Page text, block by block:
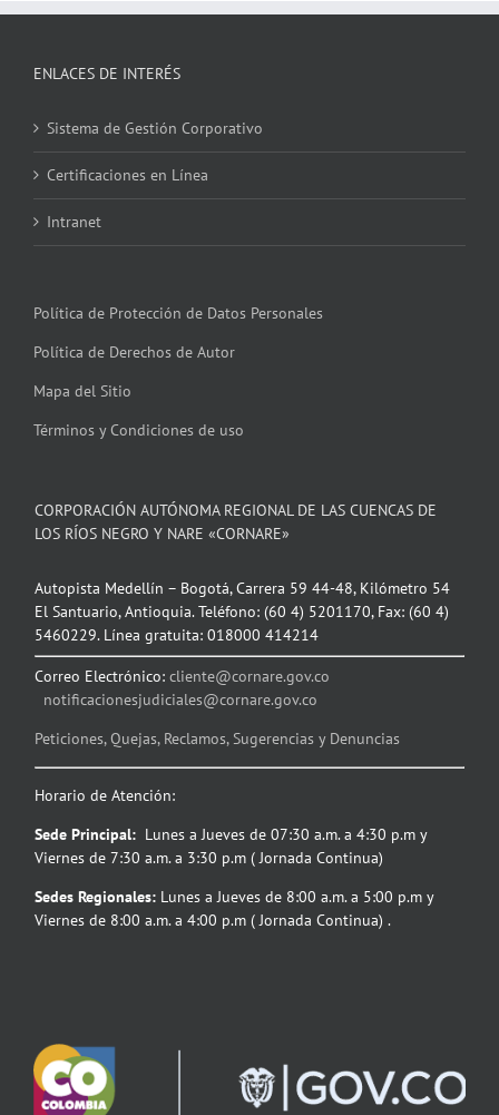
ENLACES DE INTERÉS
Sistema de Gestión Corporativo
Certificaciones en Línea
Intranet
Política de Protección de Datos Personales
Política de Derechos de Autor
Mapa del Sitio
Términos y Condiciones de uso
CORPORACIÓN AUTÓNOMA REGIONAL DE LAS CUENCAS DE
LOS RÍOS NEGRO Y NARE «CORNARE»
Autopista Medellín – Bogotá, Carrera 59 44-48, Kilómetro 54
El Santuario, Antioquia. Teléfono: (60 4) 5201170, Fax: (60 4)
5460229. Línea gratuita: 018000 414214
Correo Electrónico: cliente@cornare.gov.co
notificacionesjudiciales@cornare.gov.co
Peticiones, Quejas, Reclamos, Sugerencias y Denuncias
Horario de Atención:
Sede Principal: Lunes a Jueves de 07:30 a.m. a 4:30 p.m y
Viernes de 7:30 a.m. a 3:30 p.m ( Jornada Continua)
Sedes Regionales: Lunes a Jueves de 8:00 a.m. a 5:00 p.m y
Viernes de 8:00 a.m. a 4:00 p.m ( Jornada Continua) .